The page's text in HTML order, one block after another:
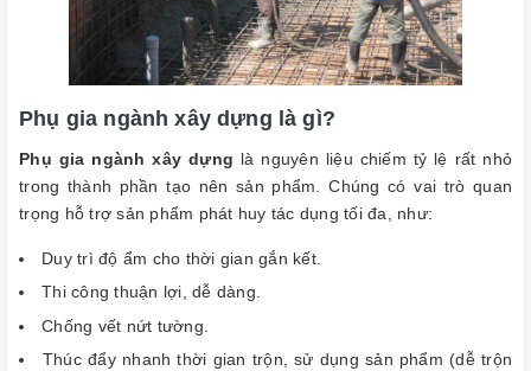
Phụ gia ngành xây dựng là gì?
Phụ gia ngành xây dựng là nguyên liệu chiếm tỷ lệ rất nhỏ
trong thành phần tạo nên sản phẩm. Chúng có vai trò quan
trọng hỗ trợ sản phẩm phát huy tác dụng tối đa, như:
Duy trì độ ẩm cho thời gian gắn kết.
Thi công thuận lợi, dễ dàng.
Chống vết nứt tường.
Thúc đẩy nhanh thời gian trộn, sử dụng sản phẩm (dễ trộn